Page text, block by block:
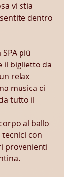
vi stia
dentro
più
il biglietto da
relax
musica di
tutto il
al ballo
con
provenienti